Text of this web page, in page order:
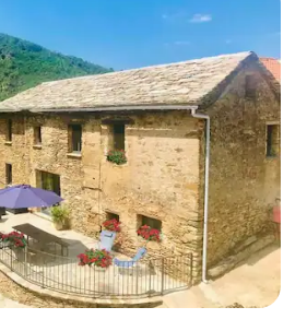
s oznakom „Odabrali gosti”